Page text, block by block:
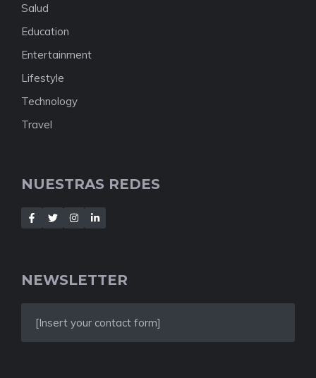
Salud
Education
Entertainment
Lifestyle
Technology
Travel
NUESTRAS REDES
NEWSLETTER
[Insert your contact form]